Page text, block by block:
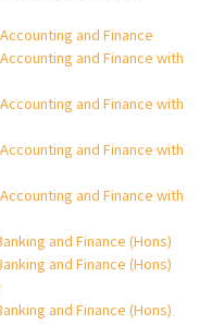
and Finance
and Finance with
and Finance with
and Finance with
and Finance with
and Finance (Hons)
and Finance (Hons)
and Finance (Hons)